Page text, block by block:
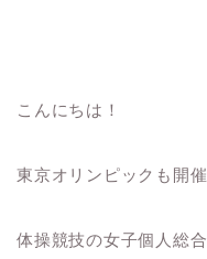
こんにちは！
東京オリンピックも開
体操競技の女子個人総